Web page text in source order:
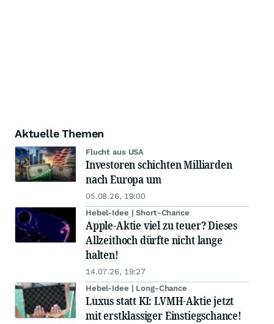
Aktuelle Themen
Flucht aus USA
Investoren schichten Milliarden
nach Europa um
05.08.26, 19:00
Hebel-Idee | Short-Chance
Apple-Aktie viel zu teuer? Dieses
Allzeithoch dürfte nicht lange
halten!
14.07.26, 19:27
Hebel-Idee | Long-Chance
Luxus statt KI: LVMH-Aktie jetzt
mit erstklassiger Einstiegschance!